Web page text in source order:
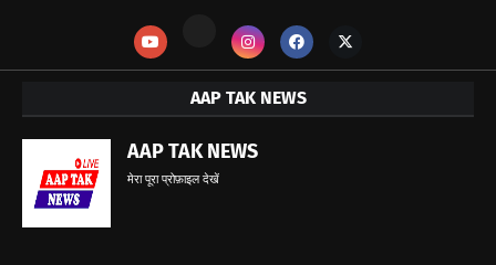
AAP TAK NEWS
AAP TAK NEWS
मेरा पूरा प्रोफ़ाइल देखें